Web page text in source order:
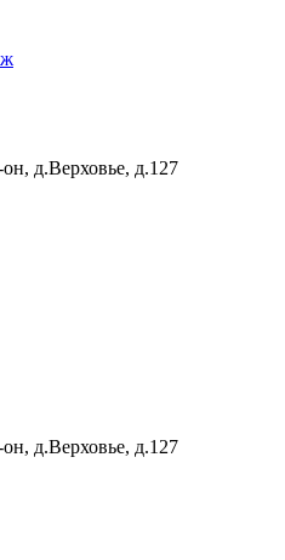
д.Верховье, д.127
д.Верховье, д.127